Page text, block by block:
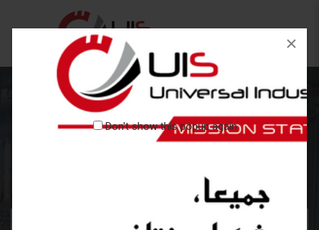
Don't show this popup again
×
Member of ASM